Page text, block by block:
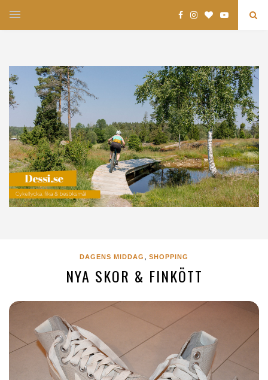
DAGENS MIDDAG , SHOPPING
NYA SKOR & FINKÖTT